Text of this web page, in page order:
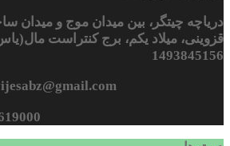
دریاچه چیتگر، بین میدان موج و میدان
1493845156